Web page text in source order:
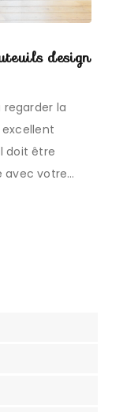
design
regarder la
doit être
avec votre…